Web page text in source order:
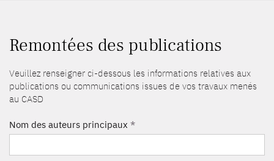
Remontées des publications
Veuillez renseigner ci-dessous les informations relatives aux
publications ou communications issues de vos travaux menés
au CASD
Nom des auteurs principaux *